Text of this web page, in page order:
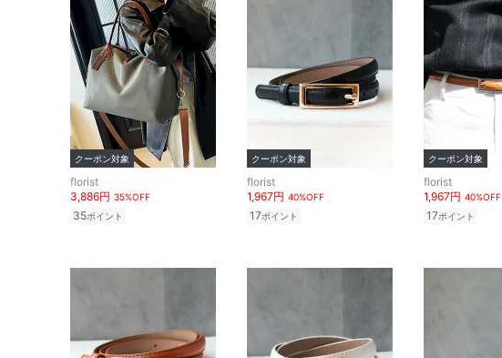
クーポン対象
florist
3,886円 35%OFF
35ポイント
クーポン対象
florist
1,967円 40%OFF
17ポイント
クーポン対象
florist
1,967円 40%OFF
17ポイント